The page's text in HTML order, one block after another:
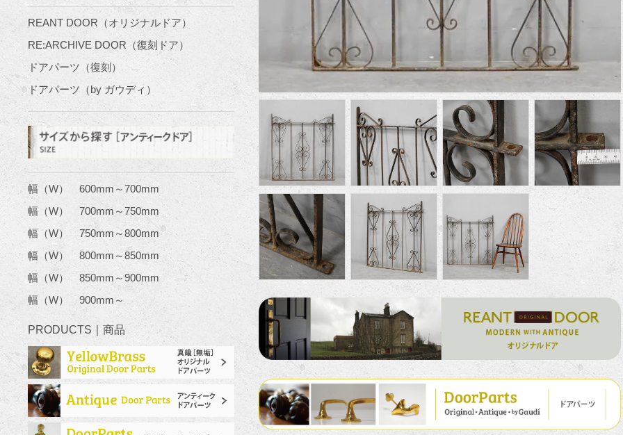
REANT DOOR（オリジナルドア）
RE:ARCHIVE DOOR（復刻ドア）
ドアパーツ（復刻）
ドアパーツ（by ガウディ）
幅（W） 600mm～700mm
幅（W） 700mm～750mm
幅（W） 750mm～800mm
幅（W） 800mm～850mm
幅（W） 850mm～900mm
幅（W） 900mm～
PRODUCTS｜商品